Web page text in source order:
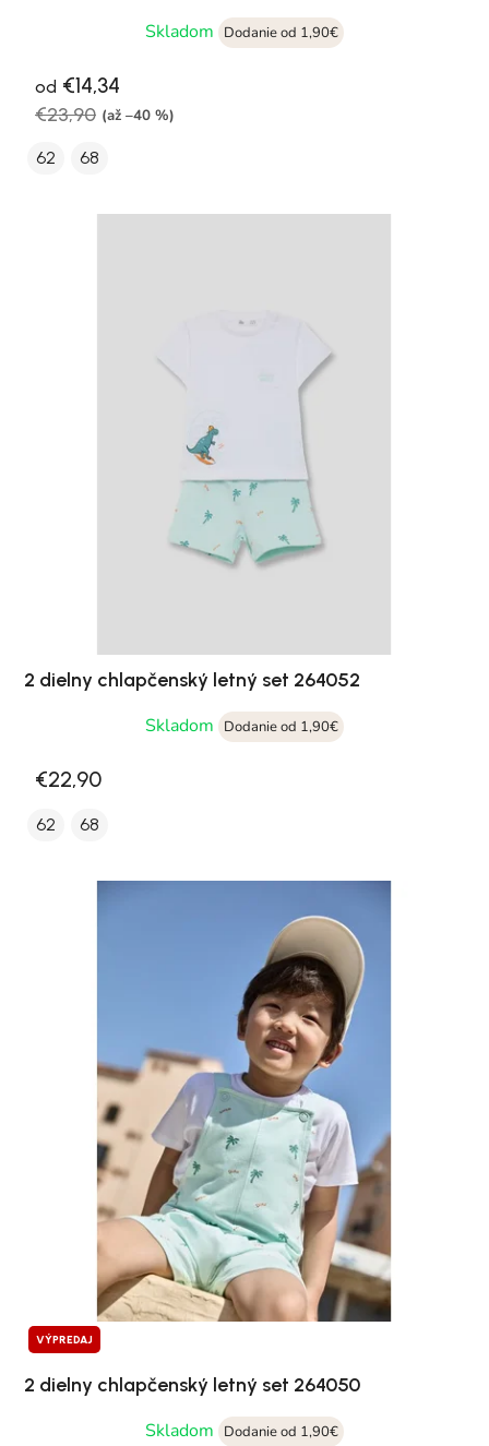
Skladom
Dodanie od 1,90€
od €14,34
€23,90 (až –40 %)
62 68
2 dielny chlapčenský letný set 264052
Skladom
Dodanie od 1,90€
€22,90
62 68
VÝPREDAJ
2 dielny chlapčenský letný set 264050
Skladom
Dodanie od 1,90€